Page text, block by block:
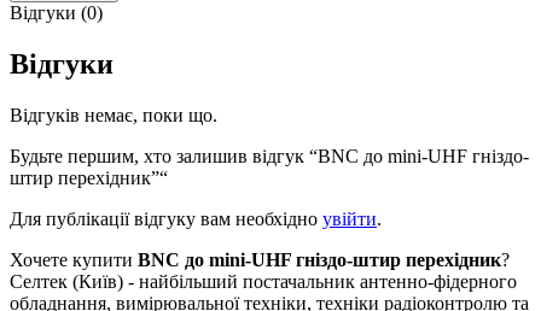
Відгуки (0)
Відгуки
Відгуків немає, поки що.
Будьте першим, хто залишив відгук “BNC до mini-UHF гніздо-
штир перехідник”“
Для публікації відгуку вам необхідно увійти.
Хочете купити BNC до mini-UHF гніздо-штир перехідник?
Селтек (Київ) - найбільший постачальник антенно-фідерного
обладнання, вимірювальної техніки, техніки радіоконтролю та